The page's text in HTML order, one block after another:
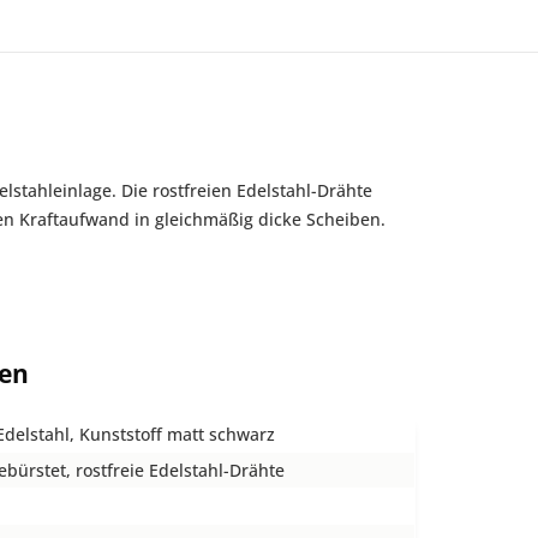
Die rostfreien Edelstahl-Drähte
Kraftaufwand in gleichmäßig dicke Scheiben.
Kunststoff matt schwarz
rostfreie Edelstahl-Drähte